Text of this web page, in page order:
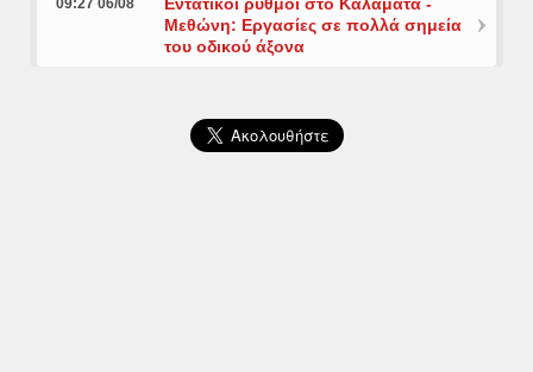
09:27 06/08
Εντατικοί ρυθμοί στο Καλαμάτα -
Μεθώνη: Εργασίες σε πολλά σημεία
του οδικού άξονα